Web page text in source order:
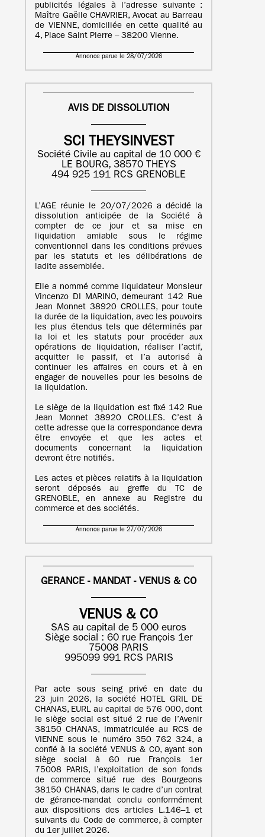
publicités légales à l’adresse suivante :
Maître Gaëlle CHAVRIER, Avocat au Barreau
de VIENNE, domiciliée en cette qualité au
4, Place Saint Pierre – 38200 Vienne.
Annonce parue le 28/07/2026
AVIS DE DISSOLUTION
SCI THEYSINVEST
Société Civile au capital de 10 000 €
LE BOURG, 38570 THEYS
494 925 191 RCS GRENOBLE
L’AGE réunie le 20/07/2026 a décidé la
dissolution anticipée de la Société à
compter de ce jour et sa mise en
liquidation amiable sous le régime
conventionnel dans les conditions prévues
par les statuts et les délibérations de
ladite assemblée.
Elle a nommé comme liquidateur Monsieur
Vincenzo DI MARINO, demeurant 142 Rue
Jean Monnet 38920 CROLLES, pour toute
la durée de la liquidation, avec les pouvoirs
les plus étendus tels que déterminés par
la loi et les statuts pour procéder aux
opérations de liquidation, réaliser l’actif,
acquitter le passif, et l’a autorisé à
continuer les affaires en cours et à en
engager de nouvelles pour les besoins de
la liquidation.
Le siège de la liquidation est fixé 142 Rue
Jean Monnet 38920 CROLLES. C’est à
cette adresse que la correspondance devra
être envoyée et que les actes et
documents concernant la liquidation
devront être notifiés.
Les actes et pièces relatifs à la liquidation
seront déposés au greffe du TC de
GRENOBLE, en annexe au Registre du
commerce et des sociétés.
Annonce parue le 27/07/2026
GERANCE - MANDAT - VENUS & CO
VENUS & CO
SAS au capital de 5 000 euros
Siège social : 60 rue François 1er
75008 PARIS
995099 991 RCS PARIS
Par acte sous seing privé en date du
23 juin 2026, la société HOTEL GRIL DE
CHANAS, EURL au capital de 576 000, dont
le siège social est situé 2 rue de l’Avenir
38150 CHANAS, immatriculée au RCS de
VIENNE sous le numéro 350 762 324, a
confié à la société VENUS & CO, ayant son
siège social à 60 rue François 1er
75008 PARIS, l’exploitation de son fonds
de commerce situé rue des Bourgeons
38150 CHANAS, dans le cadre d’un contrat
de gérance-mandat conclu conformément
aux dispositions des articles L.146–1 et
suivants du Code de commerce, à compter
du 1er juillet 2026.